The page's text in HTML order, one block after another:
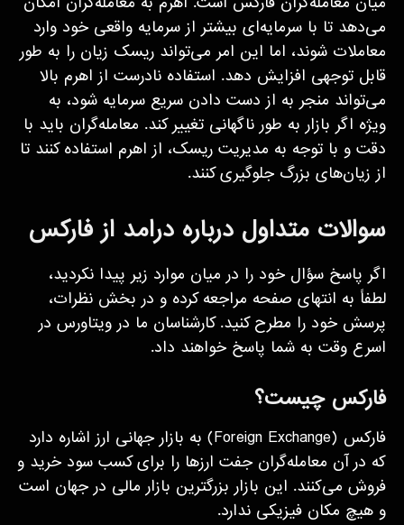
می‌دهد تا با سرمایه‌ای بیشتر از سرمایه واقعی خود وارد
معاملات شوند، اما این امر می‌تواند ریسک زیان را به طور
قابل توجهی افزایش دهد. استفاده نادرست از اهرم بالا
می‌تواند منجر به از دست دادن سریع سرمایه شود، به
ویژه اگر بازار به طور ناگهانی تغییر کند. معامله‌گران باید با
دقت و با توجه به مدیریت ریسک، از اهرم استفاده کنند تا
از زیان‌های بزرگ جلوگیری کنند.
سوالات متداول درباره درامد از فارکس
اگر پاسخ سؤال خود را در میان موارد زیر پیدا نکردید،
لطفاً به انتهای صفحه مراجعه کرده و در بخش نظرات،
پرسش خود را مطرح کنید. کارشناسان ما در ویتاورس در
اسرع وقت به شما پاسخ خواهند داد.
فارکس چیست؟
فارکس (Foreign Exchange) به بازار جهانی ارز اشاره دارد
که در آن معامله‌گران جفت ارزها را برای کسب سود خرید و
فروش می‌کنند. این بازار بزرگترین بازار مالی در جهان است
و هیچ مکان فیزیکی ندارد.